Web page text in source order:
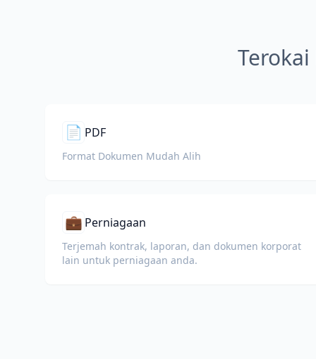
📄 PDF
Format Dokumen Mudah Alih
💼 Perniagaan
Terjemah kontrak, laporan, dan dokumen korporat
lain untuk perniagaan anda.